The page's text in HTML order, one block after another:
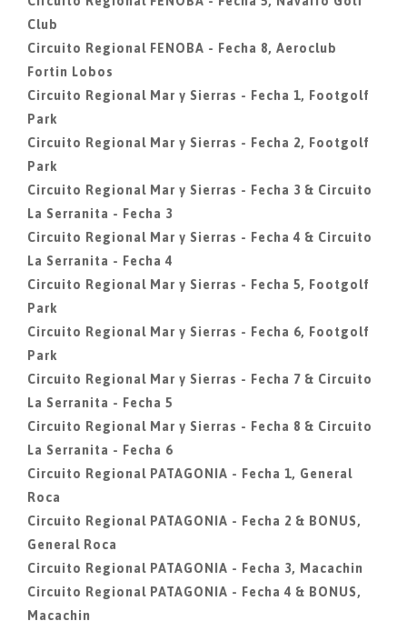
Club
Circuito Regional FENOBA - Fecha 8, Aeroclub
Fortin Lobos
Circuito Regional Mar y Sierras - Fecha 1, Footgolf
Park
Circuito Regional Mar y Sierras - Fecha 2, Footgolf
Park
Circuito Regional Mar y Sierras - Fecha 3 & Circuito
La Serranita - Fecha 3
Circuito Regional Mar y Sierras - Fecha 4 & Circuito
La Serranita - Fecha 4
Circuito Regional Mar y Sierras - Fecha 5, Footgolf
Park
Circuito Regional Mar y Sierras - Fecha 6, Footgolf
Park
Circuito Regional Mar y Sierras - Fecha 7 & Circuito
La Serranita - Fecha 5
Circuito Regional Mar y Sierras - Fecha 8 & Circuito
La Serranita - Fecha 6
Circuito Regional PATAGONIA - Fecha 1, General
Roca
Circuito Regional PATAGONIA - Fecha 2 & BONUS,
General Roca
Circuito Regional PATAGONIA - Fecha 3, Macachin
Circuito Regional PATAGONIA - Fecha 4 & BONUS,
Macachin